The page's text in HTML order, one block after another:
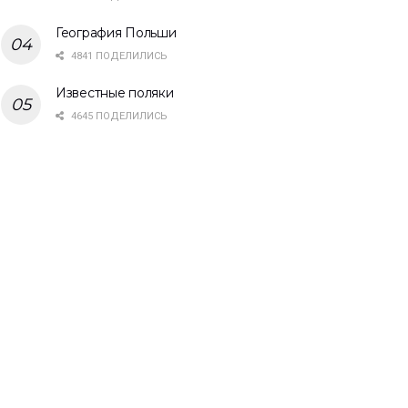
География Польши
4841 ПОДЕЛИЛИСЬ
Известные поляки
4645 ПОДЕЛИЛИСЬ